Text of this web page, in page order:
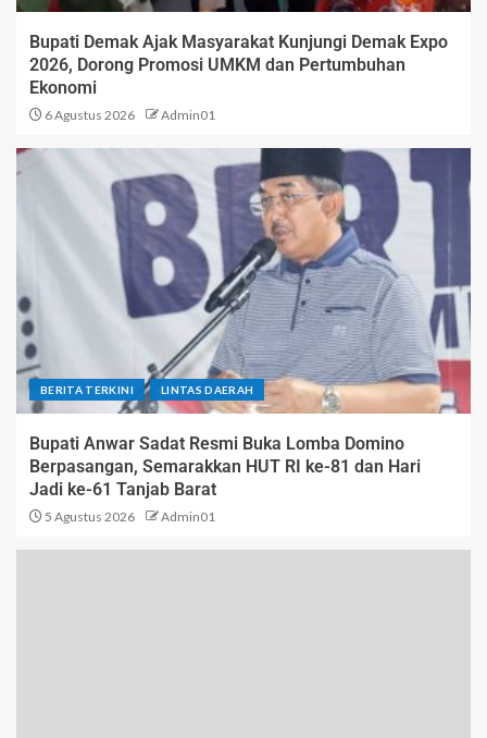
Bupati Demak Ajak Masyarakat Kunjungi Demak Expo
2026, Dorong Promosi UMKM dan Pertumbuhan
Ekonomi
6 Agustus 2026 Admin01
BERITA TERKINI LINTAS DAERAH
Bupati Anwar Sadat Resmi Buka Lomba Domino
Berpasangan, Semarakkan HUT RI ke-81 dan Hari
Jadi ke-61 Tanjab Barat
5 Agustus 2026 Admin01